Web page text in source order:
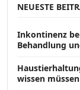
NEUESTE
Inkontinenz
Behandlung
wissen müssen